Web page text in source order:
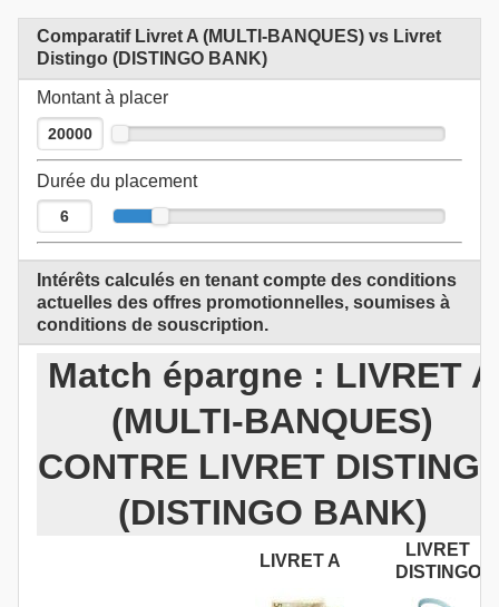
Comparatif Livret A (MULTI-BANQUES) vs Livret
Distingo (DISTINGO BANK)
Montant à placer
Durée du placement
Intérêts calculés en tenant compte des conditions
actuelles des offres promotionnelles, soumises à
conditions de souscription.
Match épargne : LIVRET A
(MULTI-BANQUES)
CONTRE LIVRET
(DISTINGO BANK)
LIVRET A
LIVRET
DISTINGO